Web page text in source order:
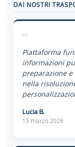
DAI NOSTRI
“
Piattaforma
informazioni
preparazione
nella
Lucia B.
15 marzo 2026